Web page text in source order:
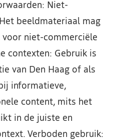
Niet-
beeldmateriaal mag
niet-commerciële
contexten: Gebruik is
van Den Haag of als
informatieve,
content, mits het
in de juiste en
Verboden gebruik: